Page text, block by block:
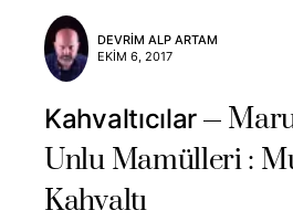
DEVRIM ALP ARTAM
EKIM 6, 2017
Kahvaltıcılar
Unlu Mamülleri :
Kahvaltı